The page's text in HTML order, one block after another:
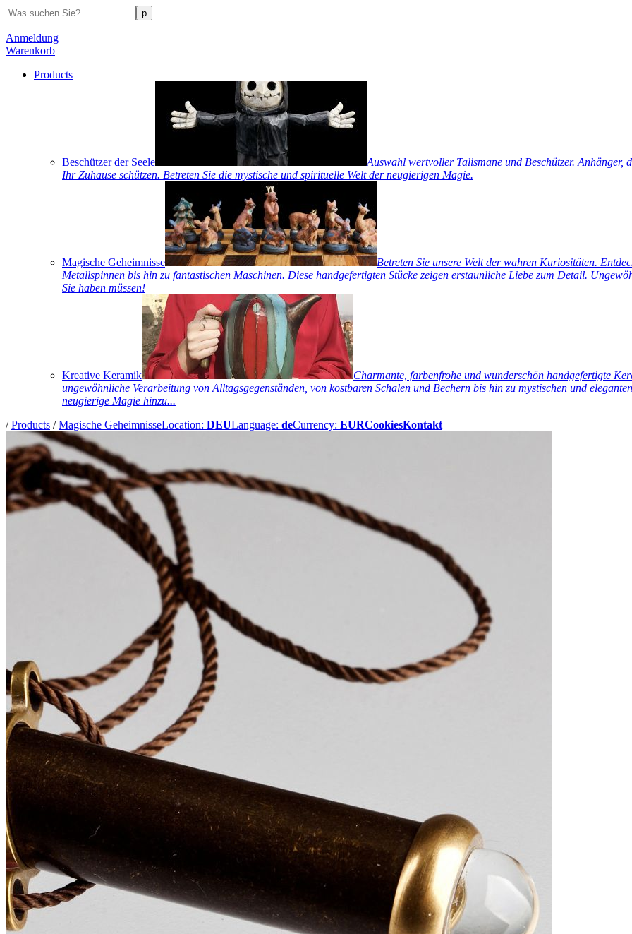
Anmeldung
Warenkorb
Products
Beschützer der Seele
Auswahl wertvoller Talismane und Beschützer.
Ihr Zuhause schützen. Betreten Sie die mystische und spirituelle Welt der neugierigen Magie.
Magische Geheimnisse
Betreten Sie unsere Welt der wahren Kuriositäten.
Metallspinnen bis hin zu fantastischen Maschinen. Diese handgefertigten Stücke zeigen erstaunliche Liebe zum Detail.
Sie haben müssen!
Kreative Keramik
Charmante, farbenfrohe und wunderschön handgefertigte
ungewöhnliche Verarbeitung von Alltagsgegenständen, von kostbaren Schalen und Bechern bis hin zu mystischen und
neugierige Magie hinzu...
/Products /Magische GeheimnisseLocation: DEULanguage: deCurrency: EURCookiesKontakt